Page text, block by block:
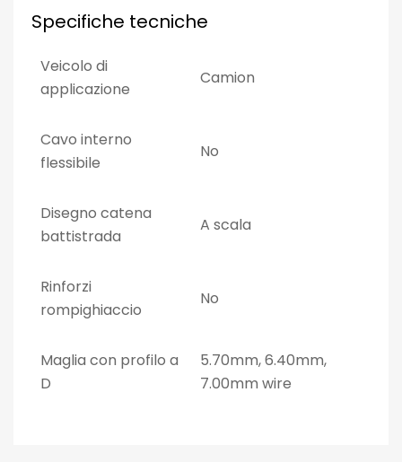
Specifiche tecniche
Veicolo di
applicazione
Camion
Cavo interno
flessibile
No
Disegno catena
battistrada
A scala
Rinforzi
rompighiaccio
No
Maglia con profilo a
D
5.70mm, 6.40mm,
7.00mm wire